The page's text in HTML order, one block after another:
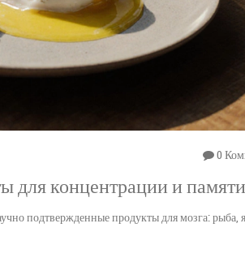
0
для концентрации и памяти
подтвержденные продукты для мозга: рыба,